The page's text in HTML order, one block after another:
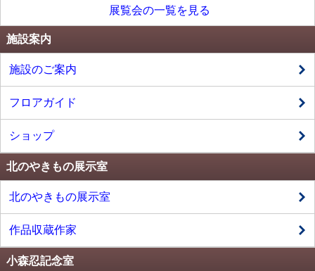
展覧会の一覧を見る
施設案内
施設のご案内
フロアガイド
ショップ
北のやきもの展示室
北のやきもの展示室
作品収蔵作家
小森忍記念室